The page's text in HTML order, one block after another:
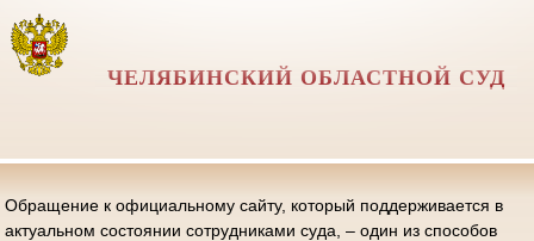
ЧЕЛЯБИНСКИЙ ОБЛАСТНОЙ СУД
Обращение к официальному сайту, который поддерживается в
актуальном состоянии сотрудниками суда, – один из способов